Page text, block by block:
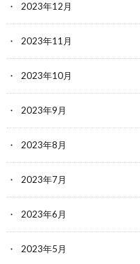
2023年12月
2023年11月
2023年10月
2023年9月
2023年8月
2023年7月
2023年6月
2023年5月